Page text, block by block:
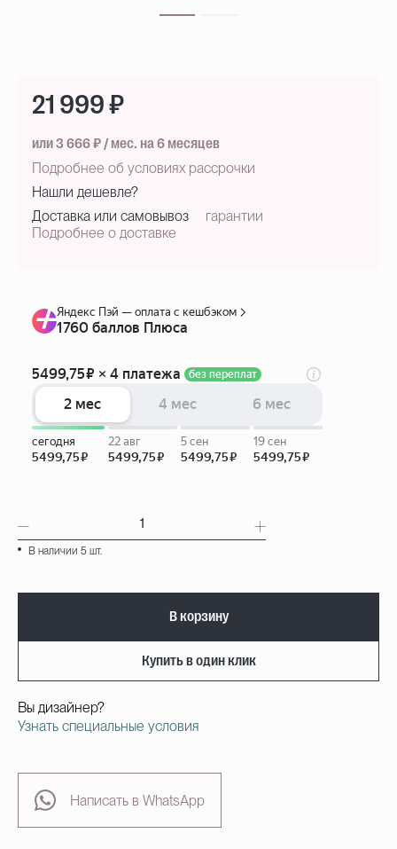
В наличии 5 шт.
В корзину
Купить в один клик
Вы дизайнер?
Узнать специальные условия
Написать в WhatsApp
21 999 ₽
или 3 666 ₽ / мес. на 6 месяцев
Подробнее об условиях рассрочки
Нашли дешевле?
Доставка или самовывоз
Подробнее о доставке
гарантии